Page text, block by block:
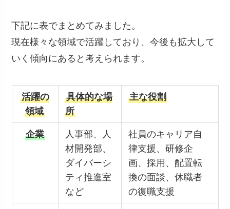
下記に表でまとめてみました。
現在様々な領域で活躍しており、今後も拡大して
いく傾向にあると考えられます。
活躍の
領域
具体的な場
所
主な役割
企業
人事部、人
材開発部、
ダイバーシ
ティ推進室
など
社員のキャリア自
律支援、研修企
画、採用、配置転
換の面談、休職者
の復職支援